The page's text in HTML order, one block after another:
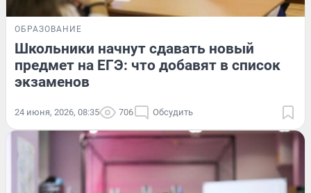
ОБРАЗОВАНИЕ
Школьники начнут сдавать новый
предмет на ЕГЭ: что добавят в список
экзаменов
24 июня, 2026, 08:35 706 Обсудить